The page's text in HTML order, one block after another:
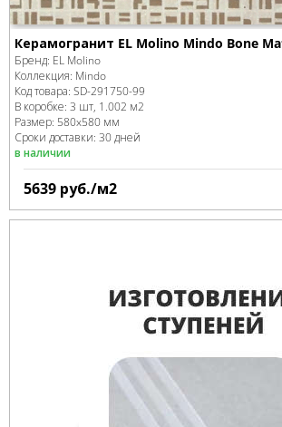
Керамогранит EL Molino Mindo Bone
Бренд: EL Molino
Коллекция: Mindo
Код товара: SD-291750-99
В коробке: 3 шт, 1.002 м2
Размер: 580x580 мм
Сроки доставки: 30 дней
в наличии
5639 руб./м2